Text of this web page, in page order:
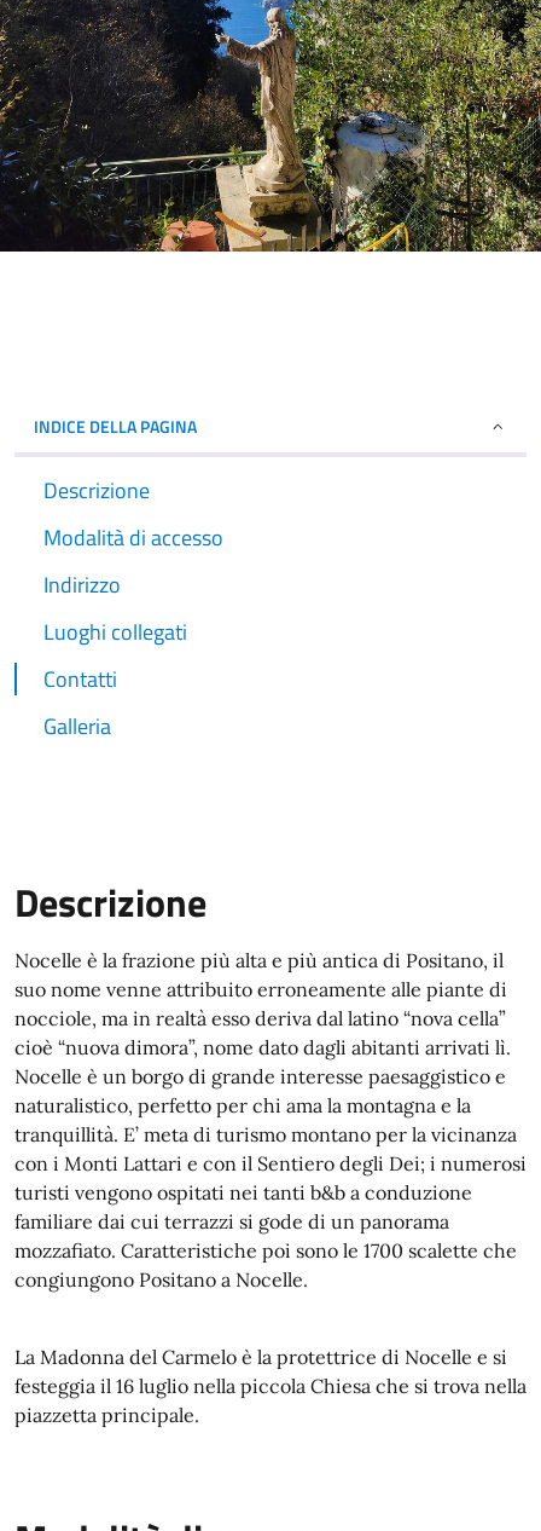
INDICE DELLA PAGINA
Descrizione
Modalità di accesso
Indirizzo
Luoghi collegati
Contatti
Galleria
Descrizione
Nocelle è la frazione più alta e più antica di Positano, il
suo nome venne attribuito erroneamente alle piante di
nocciole, ma in realtà esso deriva dal latino “nova cella”
cioè “nuova dimora”, nome dato dagli abitanti arrivati lì.
Nocelle è un borgo di grande interesse paesaggistico e
naturalistico, perfetto per chi ama la montagna e la
tranquillità. E’ meta di turismo montano per la vicinanza
con i Monti Lattari e con il Sentiero degli Dei; i numerosi
turisti vengono ospitati nei tanti b&b a conduzione
familiare dai cui terrazzi si gode di un panorama
mozzafiato. Caratteristiche poi sono le 1700 scalette che
congiungono Positano a Nocelle.
La Madonna del Carmelo è la protettrice di Nocelle e si
festeggia il 16 luglio nella piccola Chiesa che si trova nella
piazzetta principale.